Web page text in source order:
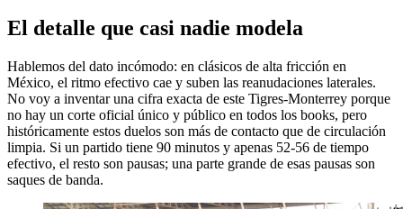
El detalle que casi nadie modela
Hablemos del dato incómodo: en clásicos de alta fricción en
México, el ritmo efectivo cae y suben las reanudaciones laterales.
No voy a inventar una cifra exacta de este Tigres-Monterrey porque
no hay un corte oficial único y público en todos los books, pero
históricamente estos duelos son más de contacto que de circulación
limpia. Si un partido tiene 90 minutos y apenas 52-56 de tiempo
efectivo, el resto son pausas; una parte grande de esas pausas son
saques de banda.